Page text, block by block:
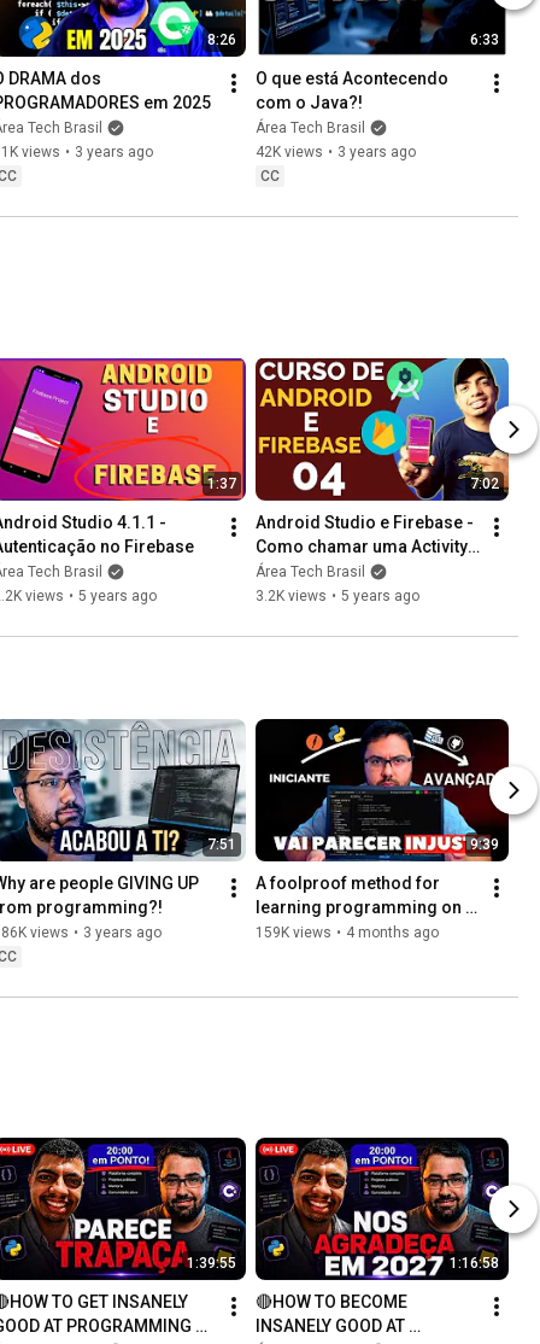
8:26
DRAMA dos
em 2025
Tech Brasil
views • 3 years ago
6:33
O que está Acontecendo
com o Java?!
Área Tech Brasil
42K views • 3 years ago
CC
1:37
Studio 4.1.1 -
no Firebase
Tech Brasil
views • 5 years ago
7:02
Android Studio e Firebase -
Como chamar uma Activity
(Aula 04)
Área Tech Brasil
3.2K views • 5 years ago
7:51
are people GIVING UP
programming?!
views • 3 years ago
9:39
A foolproof method for
learning programming on
your own!
159K views • 4 months ago
1:39:55
TO GET INSANELY
AT PROGRAMMING
1:16:58
🔴HOW TO BECOME
INSANELY GOOD AT